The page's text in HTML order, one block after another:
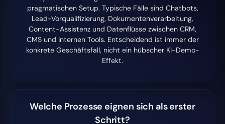
pragmatischen Setup. Typische Fälle sind Chatbots,
Lead-Vorqualifizierung, Dokumentenverarbeitung,
Content-Assistenz und Datenflüsse zwischen CRM,
CMS und internen Tools. Entscheidend ist immer der
konkrete Geschäftsfall, nicht ein hübscher KI-Demo-
Effekt.
Welche Prozesse eignen sich als erster
Schritt?